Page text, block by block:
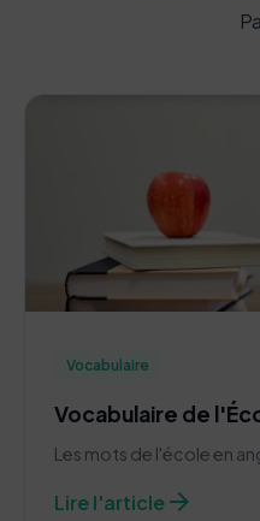
Vocabulaire
Vocabulaire de
Les mots de l'école en
Lire l'articlearrow_forward